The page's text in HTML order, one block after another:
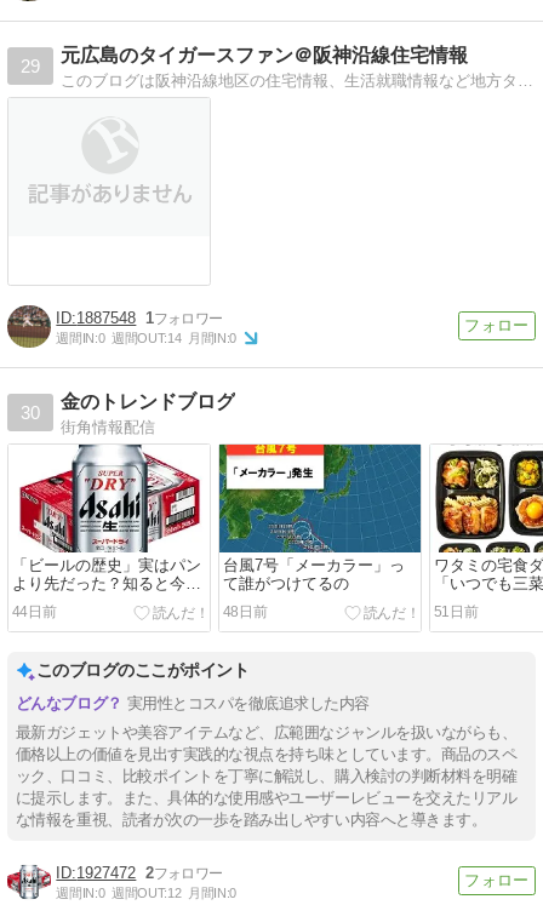
29
元広島のタイガースファン＠阪神沿線住宅情報
1887548 1
週間IN:0 週間OUT:14 月間IN:0
30
金のトレンドブログ
街角情報配信
「ビールの歴史」実はパン
より先だった？知ると今夜
の1杯がもっと美味くなる
44日前
台風7号「メーカラー」っ
て誰がつけてるの
48日前
ワタミの宅食
「いつでも三
りおかず」の
食・12食セッ
較！
51日前
このブログのここがポイント
実用性とコスパを徹底追求した内容
最新ガジェットや美容アイテムなど、広範囲なジャンルを扱いながらも、
価格以上の価値を見出す実践的な視点を持ち味としています。商品のスペ
ック、口コミ、比較ポイントを丁寧に解説し、購入検討の判断材料を明確
に提示します。また、具体的な使用感やユーザーレビューを交えたリアル
な情報を重視、読者が次の一歩を踏み出しやすい内容へと導きます。
1927472 2
週間IN:0 週間OUT:12 月間IN:0